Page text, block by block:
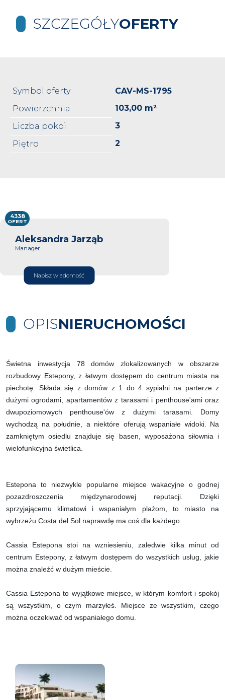
SZCZEGÓŁYOFERTY
Symbol oferty
CAV-MS-1795
Powierzchnia
103,00 m²
Liczba pokoi
3
Piętro
2
Aleksandra Jarząb
Manager
Napisz wiadomość
4338
OFERT
OPISNIERUCHOMOŚCI
Świetna inwestycja 78 domów zlokalizowanych w obszarze
rozbudowy Estepony, z łatwym dostępem do centrum miasta na
piechotę. Składa się z domów z 1 do 4 sypialni na parterze z
dużymi ogrodami, apartamentów z tarasami i penthouse'ami oraz
dwupoziomowych penthouse'ów z dużymi tarasami. Domy
wychodzą na południe, a niektóre oferują wspaniałe widoki. Na
zamkniętym osiedlu znajduje się basen, wyposażona siłownia i
wielofunkcyjna świetlica.
Estepona to niezwykle popularne miejsce wakacyjne o godnej
pozazdroszczenia międzynarodowej reputacji. Dzięki
sprzyjającemu klimatowi i wspaniałym plażom, to miasto na
wybrzeżu Costa del Sol naprawdę ma coś dla każdego.
Cassia Estepona stoi na wzniesieniu, zaledwie kilka minut od
centrum Estepony, z łatwym dostępem do wszystkich usług, jakie
można znaleźć w dużym mieście.
Cassia Estepona to wyjątkowe miejsce, w którym komfort i spokój
są wszystkim, o czym marzyłeś. Miejsce ze wszystkim, czego
można oczekiwać od wspaniałego domu.